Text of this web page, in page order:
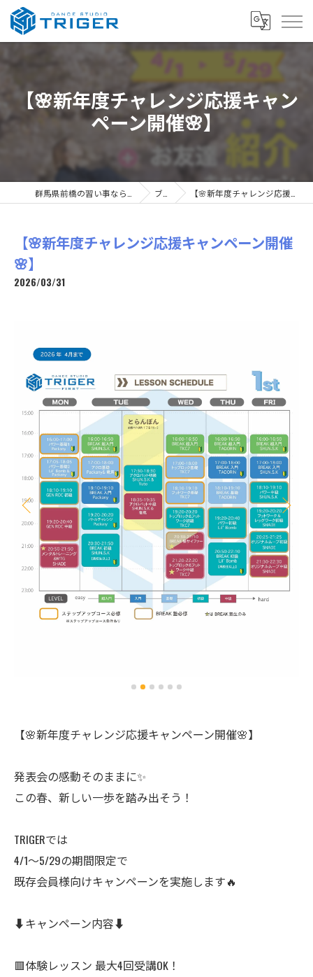
【🌸新年度チャレンジ応援キャン
ペーン開催🌸】
ブログ 【🌸新年度チャレンジ応援キャンペーン開催🌸】
【🌸新年度チャレンジ応援キャンペーン開催
🌸】
2026/03/31
【🌸新年度チャレンジ応援キャンペーン開催🌸】
発表会の感動そのままに✨
この春、新しい一歩を踏み出そう！
TRIGERでは
4/1〜5/29の期間限定で
既存会員様向けキャンペーンを実施します🔥
⬇️キャンペーン内容⬇️
🟥体験レッスン 最大4回受講OK！